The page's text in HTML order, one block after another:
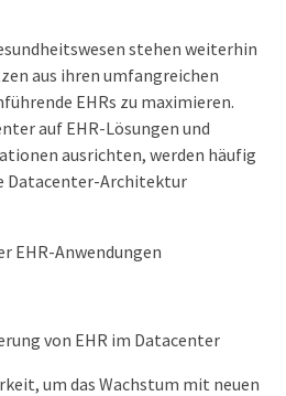
stehen weiterhin
aus ihren umfangreichen
EHRs zu maximieren.
auf EHR-Lösungen und
ausrichten, werden häufig
Datacenter-Architektur
EHR-Anwendungen
von EHR im Datacenter
um das Wachstum mit neuen